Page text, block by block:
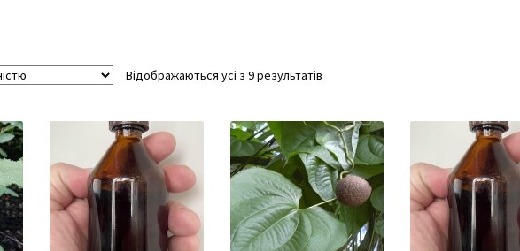
Відображаються усі з 9 результатів